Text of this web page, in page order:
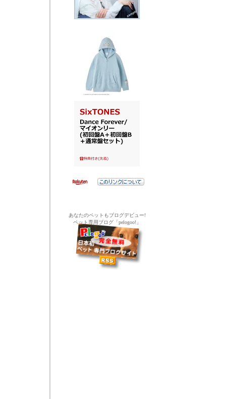
あなたのペットもブログデビュー!
ペット専用ブログ「pelogoo!」